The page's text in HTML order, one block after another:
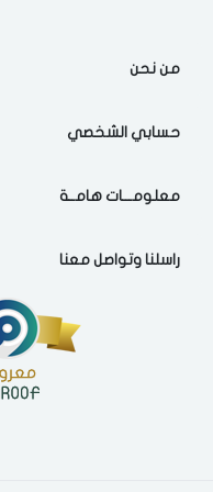
من نحن
حسابي الشخصي
معلومـــات هامــة
راسلنا وتواصل معنا